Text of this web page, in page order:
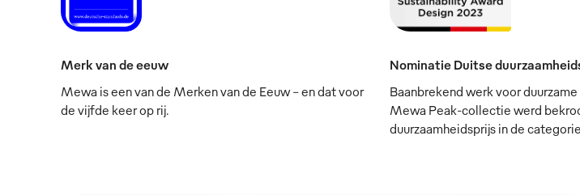
Merk van de eeuw
Mewa is een van de Merken van de Eeuw - en dat voor
de vijfde keer op rij.
Nominatie Duitse
Baanbrekend werk voor
Mewa Peak-collectie werd
duurzaamheidsprijs in de